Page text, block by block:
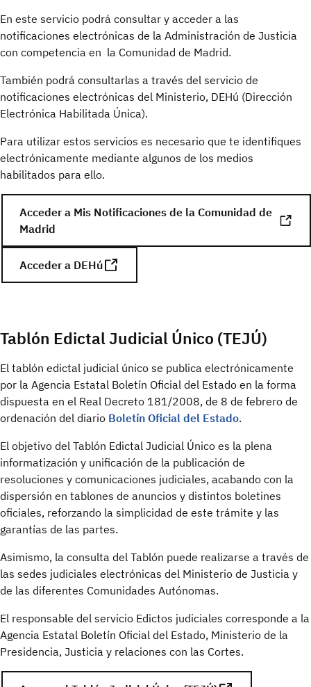
En este servicio podrá consultar y acceder a las
notificaciones electrónicas de la Administración de Justicia
con competencia en la Comunidad de Madrid.
También podrá consultarlas a través del servicio de
notificaciones electrónicas del Ministerio, DEHú (Dirección
Electrónica Habilitada Única).
Para utilizar estos servicios es necesario que te identifiques
electrónicamente mediante algunos de los medios
habilitados para ello.
Acceder a Mis Notificaciones de la Comunidad de
Madrid
Acceder a DEHú
Tablón Edictal Judicial Único (TEJÚ)
El tablón edictal judicial único se publica electrónicamente
por la Agencia Estatal Boletín Oficial del Estado en la forma
dispuesta en el Real Decreto 181/2008, de 8 de febrero de
ordenación del diario Boletín Oficial del Estado.
El objetivo del Tablón Edictal Judicial Único es la plena
informatización y unificación de la publicación de
resoluciones y comunicaciones judiciales, acabando con la
dispersión en tablones de anuncios y distintos boletines
oficiales, reforzando la simplicidad de este trámite y las
garantías de las partes.
Asimismo, la consulta del Tablón puede realizarse a través de
las sedes judiciales electrónicas del Ministerio de Justicia y
de las diferentes Comunidades Autónomas.
El responsable del servicio Edictos judiciales corresponde a la
Agencia Estatal Boletín Oficial del Estado, Ministerio de la
Presidencia, Justicia y relaciones con las Cortes.